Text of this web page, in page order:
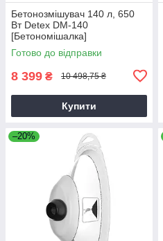
Бетонозмішувач 140 л, 650
Вт Detex DM-140
[Бетономішалка]
Готово до відправки
8 399 ₴ 10 498,75 ₴
Купити
–20%